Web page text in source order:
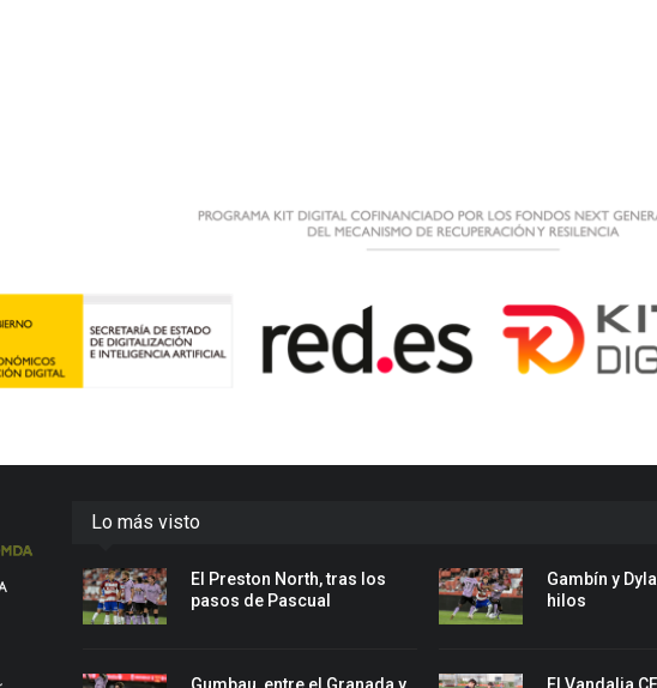
Lo más visto
El Preston North, tras los
pasos de Pascual
Gumbau, entre el Granada y
Gambín y
hilos
El Vandalia